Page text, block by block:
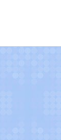
المحتوى